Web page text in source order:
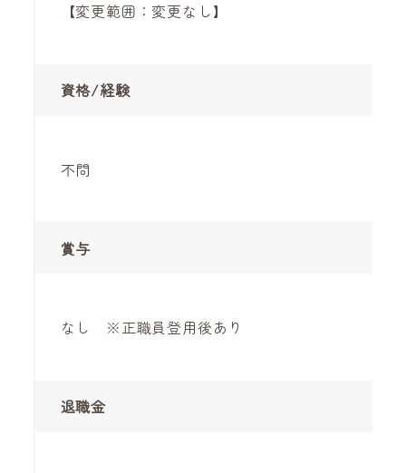
【変更範囲：変更なし】
資格/経験
不問
賞与
なし ※正職員登用後あり
退職金